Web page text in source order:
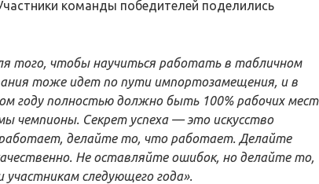
команды победителей поделились
того, чтобы научиться работать в табличном
тоже идет по пути импортозамещения, и в
году полностью должно быть 100% рабочих мест
чемпионы. Секрет успеха — это искусство
делайте то, что работает. Делайте
Не оставляйте ошибок, но делайте то,
следующего года».